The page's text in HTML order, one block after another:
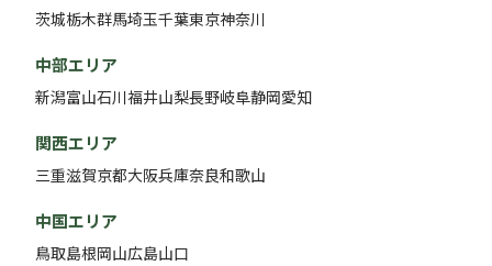
茨城栃木群馬埼玉千葉東京神奈川
中部エリア
新潟富山石川福井山梨長野岐阜静岡愛知
関西エリア
三重滋賀京都大阪兵庫奈良和歌山
中国エリア
鳥取島根岡山広島山口